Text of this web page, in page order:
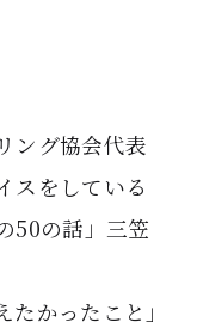
ング協会代表
スをしている
50の話」三笠
たかったこと」